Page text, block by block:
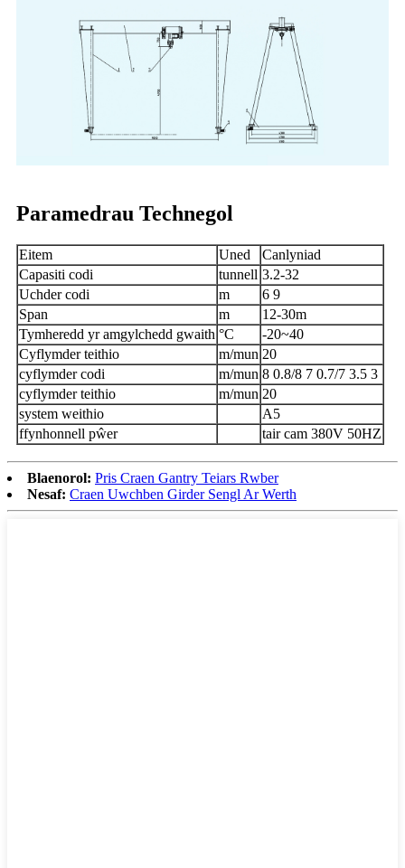
Paramedrau Technegol
Eitem Uned
Canlyniad
Capasiti codi
tunnell 3.2-32
Uchder codi
m
6 9
Span
m
12-30m
Tymheredd yr amgylchedd gwaith °C
-20~40
Cyflymder teithio
m/mun 20
cyflymder codi
m/mun 8 0.8/8 7 0.7/7 3.5 3
cyflymder teithio
m/mun 20
system weithio
A5
ffynhonnell pŵer
tair cam 380V 50HZ
Blaenorol: Pris Craen Gantry Teiars Rwber
Nesaf: Craen Uwchben Girder Sengl Ar Werth